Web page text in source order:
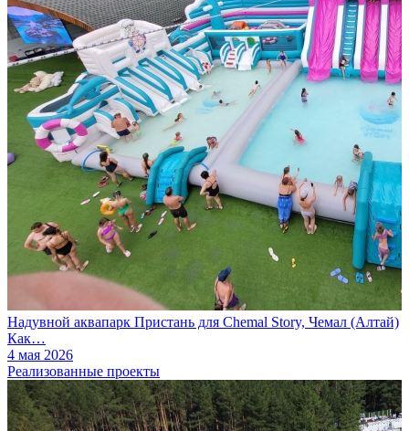
Надувной аквапарк Пристань для Chemal Story, Чемал (Алтай)
Как…
4 мая 2026
Реализованные проекты